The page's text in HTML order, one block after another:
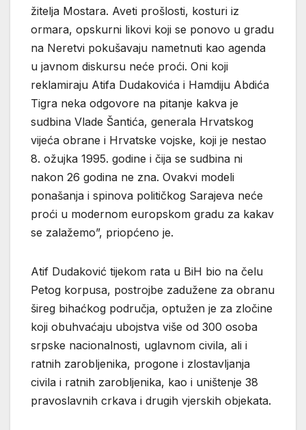
žitelja Mostara. Aveti prošlosti, kosturi iz
ormara, opskurni likovi koji se ponovo u gradu
na Neretvi pokušavaju nametnuti kao agenda
u javnom diskursu neće proći. Oni koji
reklamiraju Atifa Dudakovića i Hamdiju Abdića
Tigra neka odgovore na pitanje kakva je
sudbina Vlade Šantića, generala Hrvatskog
vijeća obrane i Hrvatske vojske, koji je nestao
8. ožujka 1995. godine i čija se sudbina ni
nakon 26 godina ne zna. Ovakvi modeli
ponašanja i spinova političkog Sarajeva neće
proći u modernom europskom gradu za kakav
se zalažemo”, priopćeno je.
Atif Dudaković tijekom rata u BiH bio na čelu
Petog korpusa, postrojbe zadužene za obranu
šireg bihaćkog područja, optužen je za zločine
koji obuhvaćaju ubojstva više od 300 osoba
srpske nacionalnosti, uglavnom civila, ali i
ratnih zarobljenika, progone i zlostavljanja
civila i ratnih zarobljenika, kao i uništenje 38
pravoslavnih crkava i drugih vjerskih objekata.